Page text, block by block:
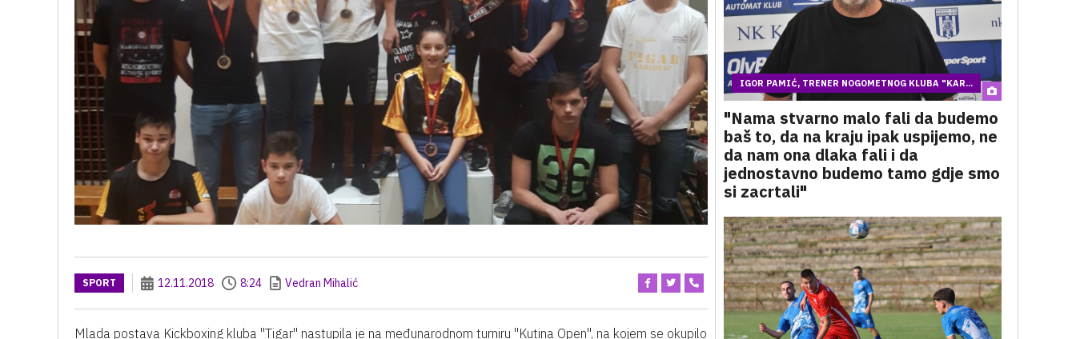
SPORT 12.11.2018 8:24 Vedran Mihalić
Mlada postava Kickboxing kluba "Tigar" nastupila je na međunarodnom turniru "Kutina Open", na kojem se okupilo
IGOR PAMIĆ, TRENER NOGOMETNOG KLUBA "KAR...
"Nama stvarno malo fali da budemo
baš to, da na kraju ipak uspijemo, ne
da nam ona dlaka fali i da
jednostavno budemo tamo gdje smo
si zacrtali"